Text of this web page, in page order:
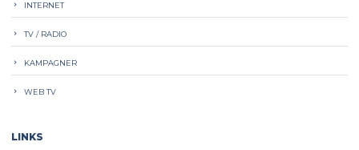
INTERNET
TV / RADIO
KAMPAGNER
WEB TV
LINKS